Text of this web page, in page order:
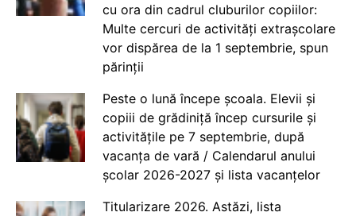
cu ora din cadrul cluburilor copiilor:
Multe cercuri de activități extrașcolare
vor dispărea de la 1 septembrie, spun
părinții
Peste o lună începe școala. Elevii și
copiii de grădiniță încep cursurile și
activitățile pe 7 septembrie, după
vacanța de vară / Calendarul anului
școlar 2026-2027 și lista vacanțelor
Titularizare 2026. Astăzi, lista